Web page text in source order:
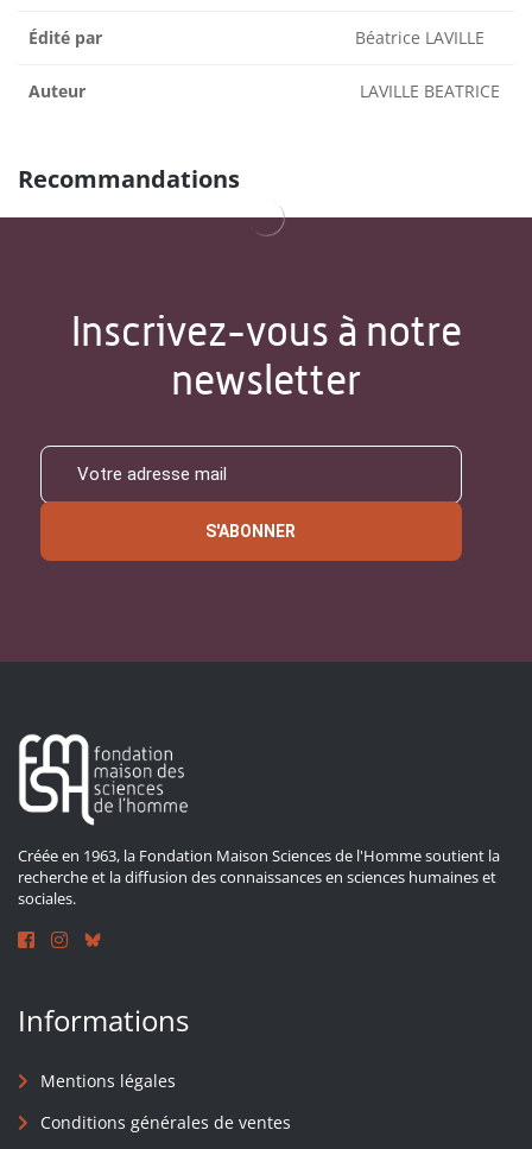
Édité par Béatrice LAVILLE
Auteur LAVILLE BEATRICE
Recommandations
Inscrivez-vous à notre
newsletter
S'ABONNER
Créée en 1963, la Fondation Maison Sciences de l'Homme soutient la
recherche et la diffusion des connaissances en sciences humaines et
sociales.
Informations
Mentions légales
Conditions générales de ventes